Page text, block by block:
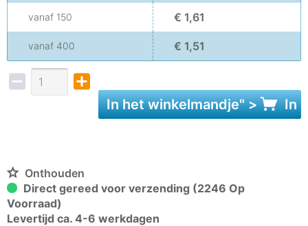
vanaf 150 € 1,61
vanaf 400 € 1,51
In hetwinkelmandje" > In
Onthouden
Direct gereed voor verzending (2246 Op
Voorraad)
Levertijd ca. 4-6 werkdagen